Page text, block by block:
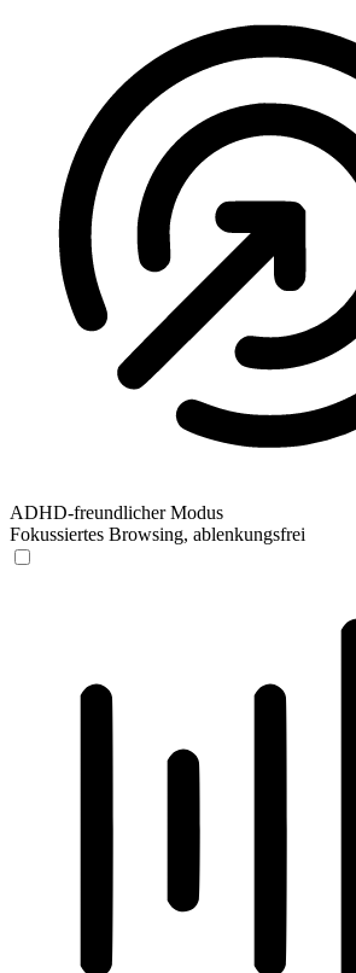
ADHD-freundlicher Modus
Fokussiertes Browsing, ablenkungsfrei